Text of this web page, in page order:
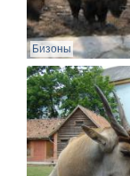
Бизоны